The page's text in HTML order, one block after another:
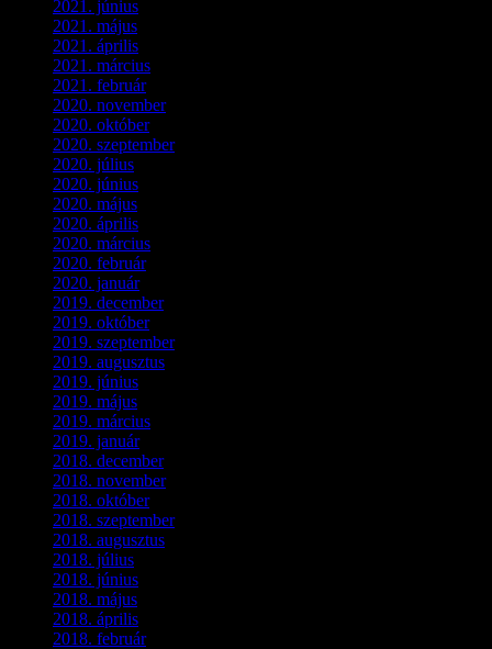
2021. június
2021. május
2021. április
2021. március
2021. február(4)
2020. november(4)
2020. október(4)
2020. szeptember(1)
2020. július
2020. június
2020. május
2020. április
2020. március
2020. február(6)
2020. január(1)
2019. december(4)
2019. október(3)
2019. szeptember(2)
2019. augusztus
2019. június
2019. május
2019. március
2019. január(1)
2018. december(3)
2018. november(1)
2018. október(1)
2018. szeptember(1)
2018. augusztus
2018. július
2018. június
2018. május
2018. április
2018. február(2)